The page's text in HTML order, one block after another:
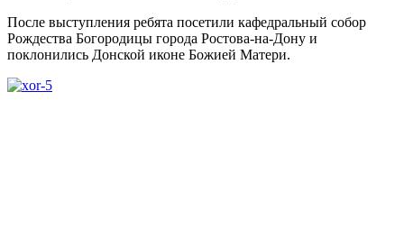
После выступления ребята посетили кафедральный собор
Рождества Богородицы города Ростова-на-Дону и
поклонились Донской иконе Божией Матери.